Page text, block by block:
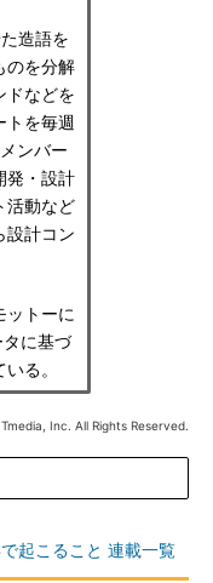
造語を
のを分解
ドなどを
トを毎週
ンバー
発・設計
活動など
設計コン
トーに
に基づ
る。
Inc. All Rights Reserved.
起こること 連載一覧